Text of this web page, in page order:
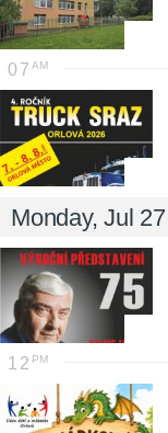
07
Monday, Jul 27
12